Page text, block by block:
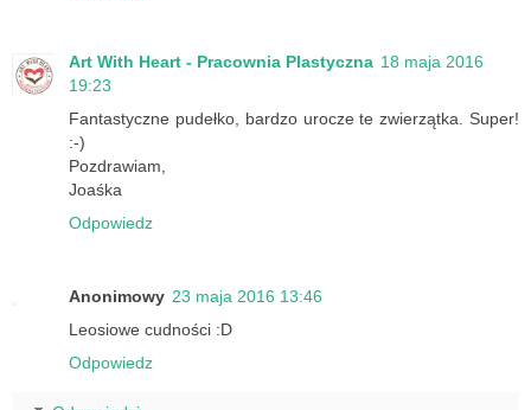
Art With Heart - Pracownia Plastyczna 18 maja 2016
19:23
Fantastyczne pudełko, bardzo urocze te zwierzątka. Super!
:-)
Pozdrawiam,
Joaśka
Odpowiedz
Anonimowy 23 maja 2016 13:46
Leosiowe cudności :D
Odpowiedz